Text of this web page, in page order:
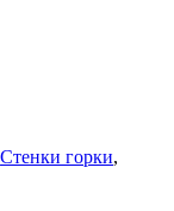
Стенки горки,